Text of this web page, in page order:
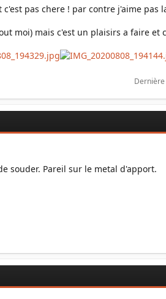
pas chere ! par contre j'aime pas
moi) mais c'est un plaisirs a faire et
souder. Pareil sur le metal d'apport.